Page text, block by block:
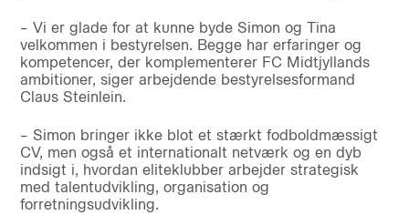
– Vi er glade for at kunne byde Simon og Tina
velkommen i bestyrelsen. Begge har erfaringer og
kompetencer, der komplementerer FC Midtjyllands
ambitioner, siger arbejdende bestyrelsesformand
Claus Steinlein.
– Simon bringer ikke blot et stærkt fodboldmæssigt
CV, men også et internationalt netværk og en dyb
indsigt i, hvordan eliteklubber arbejder strategisk
med talentudvikling, organisation og
forretningsudvikling.